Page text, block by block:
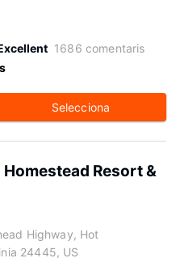
1686 comentaris
Selecciona
Homestead Resort &
Highway, Hot
24445, US